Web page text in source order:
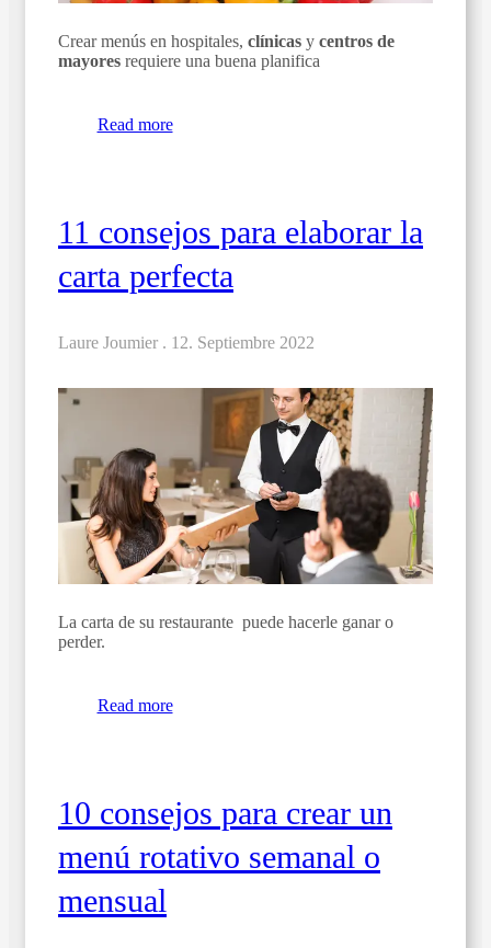
Crear menús en hospitales, clínicas y centros de
mayores requiere una buena planifica
Read more
11 consejos para elaborar la
carta perfecta
Laure Joumier . 12. Septiembre 2022
La carta de su restaurante puede hacerle ganar o
perder.
Read more
10 consejos para crear un
menú rotativo semanal o
mensual